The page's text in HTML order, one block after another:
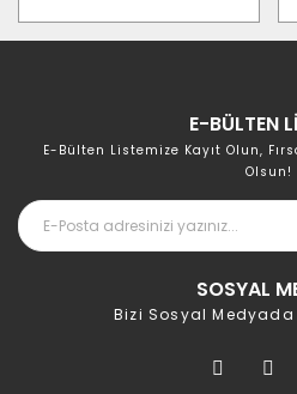
E-BÜLTEN
E-Bülten Listemize Kayıt Olun,
Olsun!
SOSYAL
Bizi Sosyal